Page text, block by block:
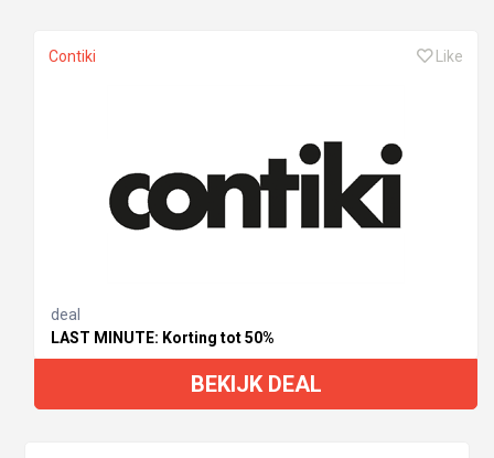
Contiki Like
deal
LAST MINUTE: Korting tot 50%
BEKIJK DEAL